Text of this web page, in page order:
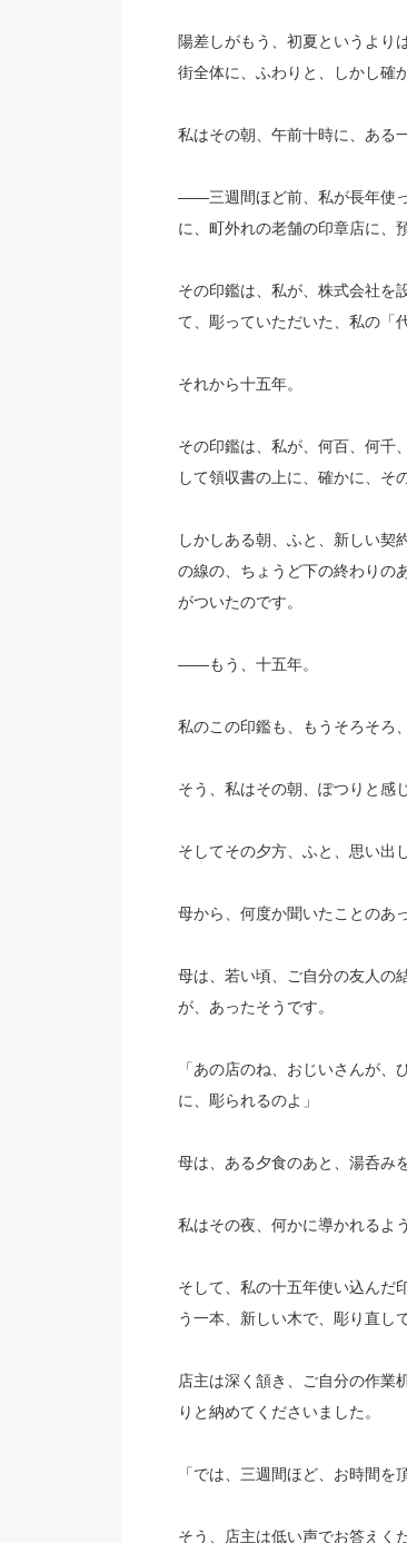
陽差しがもう、初夏というより
街全体に、ふわりと、しかし確
私はその朝、午前十時に、ある
——三週間ほど前、私が長年使
に、町外れの老舗の印章店に、
その印鑑は、私が、株式会社を
て、彫っていただいた、私の「
それから十五年。
その印鑑は、私が、何百、何千
して領収書の上に、確かに、そ
しかしある朝、ふと、新しい
の線の、ちょうど下の終わりの
がついたのです。
——もう、十五年。
私のこの印鑑も、もうそろそろ
そう、私はその朝、ぽつりと感
そしてその夕方、ふと、思い出
母から、何度か聞いたことのあ
母は、若い頃、ご自分の友人の
が、あったそうです。
「あの店のね、おじいさんが
に、彫られるのよ」
母は、ある夕食のあと、湯呑み
私はその夜、何かに導かれるよ
そして、私の十五年使い込んだ
う一本、新しい木で、彫り直し
店主は深く頷き、ご自分の作業
りと納めてくださいました。
「では、三週間ほど、お時間を
そう、店主は低い声でお答えく